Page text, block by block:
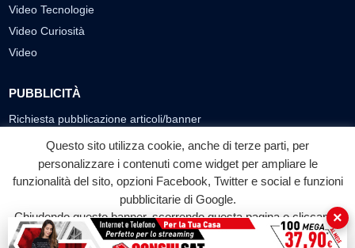
Video Tecnologie
Video Curiosità
Video
PUBBLICITÀ
Richiesta pubblicazione articoli/banner
SEGUICI SUI SOCIAL
f
Facebook
◎ ▶
YouTube
Questo sito utilizza cookie, anche di terze parti, per
personalizzare i contenuti come widget per ampliare le
funzionalità del sito, opzioni Facebook, Twitter e social e funzioni
pubblicitarie di Google.
Chiudendo questo banner, scorrendo questa pagina o cliccando
su qualunque suo elemento acconsenti all'uso dei cookie.
×